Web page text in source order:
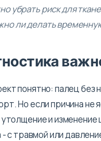
убрать риск для
ли делать
понятно: палец без
Но если причина не
и изменение
с травмой или